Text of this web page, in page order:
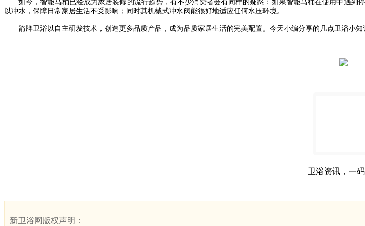
如今，智能马桶已经成为家居装修的流行趋势，有不少消费者会有同样的疑惑：如果智能马桶在使用中遇到
以冲水，保障日常家居生活不受影响；同时其机械式冲水阀能很好地适应任何水压环境。
箭牌卫浴以自主研发技术，创造更多品质产品，成为品质家居生活的完美配置。今天小编分享的几点卫浴小
卫浴资讯，一
新卫浴网版权声明：